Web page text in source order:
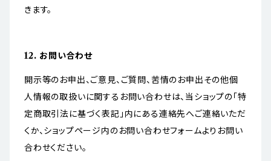
きます。
12. お問い合わせ
開示等のお申出、ご意見、ご質問、苦情のお申出その他個
人情報の取扱いに関するお問い合わせは、当ショップの「特
定商取引法に基づく表記」内にある連絡先へご連絡いただ
くか、ショップページ内のお問い合わせフォームよりお問い
合わせください。